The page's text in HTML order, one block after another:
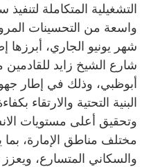
التشغيلية المتكاملة
واسعة من التحسينات
شهر يونيو الجاري،
شارع الشيخ زايد
أبوظبي، وذلك في إطار
البنية التحتية والارتقاء
وتحقيق أعلى مستويات
مختلف مناطق الإمارة، بما
والسكاني المتسارع، ويعزز